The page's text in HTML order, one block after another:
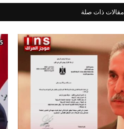
مقالات ذات صلة